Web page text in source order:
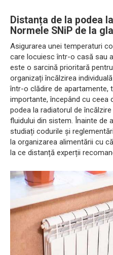
Distanța de la podea
Normele SNiP de la
Asigurarea unei temperaturi
care locuiesc într-o casă sau
este o sarcină prioritară
organizați încălzirea
într-o clădire de apartamente,
importante, începând cu ceea
podea la radiatorul de
fluidului din sistem. Înainte de
studiați codurile și
la organizarea alimentării cu
la ce distanță experții